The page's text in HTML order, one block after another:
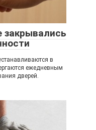
в
ежедневным
дверей.